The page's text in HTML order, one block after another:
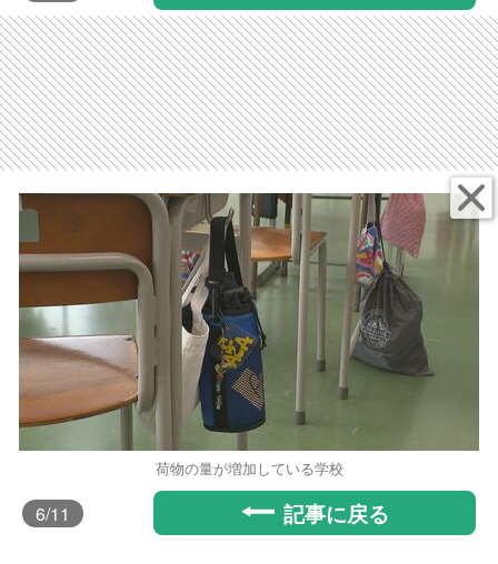
荷物の量が増加している学校
6/11 記事に戻る